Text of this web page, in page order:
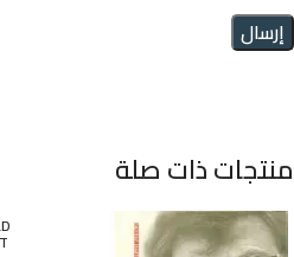
منتجات ذات صلة